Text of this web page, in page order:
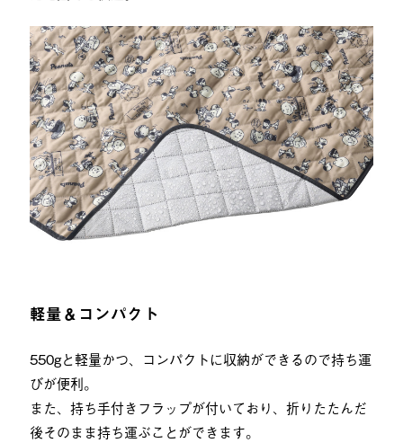
軽量＆コンパクト
550gと軽量かつ、コンパクトに収納ができるので持ち運
びが便利。
また、持ち手付きフラップが付いており、折りたたんだ
後そのまま持ち運ぶことができます。